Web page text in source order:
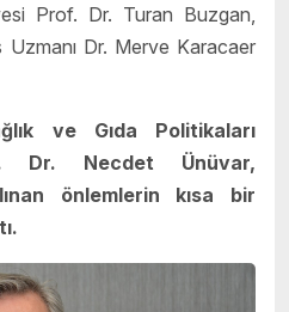
Prof. Dr. Turan Buzgan,
Dr. Merve Karacaer
ve Gıda Politikaları
Dr. Necdet Ünüvar,
önlemlerin kısa bir